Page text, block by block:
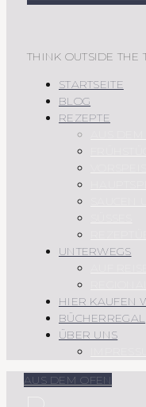
THINK OUTSIDE THE
STARTSEITE
BLOG
REZEPTE
UNTERWEGS
HIER KAUFEN
BÜCHERREGAL
ÜBER UNS
AUS DEM OFEN